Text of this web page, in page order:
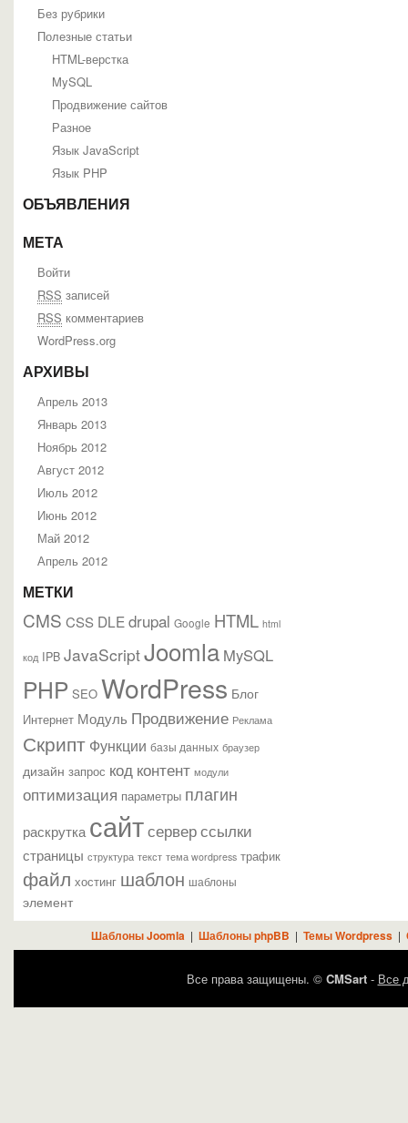
Без рубрики
Полезные статьи
HTML-верстка
MySQL
Продвижение сайтов
Разное
Язык JavaScript
Язык PHP
ОБЪЯВЛЕНИЯ
МЕТА
Войти
RSS записей
RSS комментариев
WordPress.org
АРХИВЫ
Апрель 2013
Январь 2013
Ноябрь 2012
Август 2012
Июль 2012
Июнь 2012
Май 2012
Апрель 2012
МЕТКИ
CMS CSS DLEdrupal Google HTML html
код IPB JavaScriptJoomla MySQL
PHP SEO WordPress Блог
Интернет Модуль Продвижение Реклама
Скрипт Функции базы данных браузер
дизайн запрос код контент модули
оптимизация параметры плагин
раскрутка сайтсерверссылки
страницы структура текст тема wordpress трафик
файл хостинг шаблон шаблоны
элемент
Шаблоны Joomla | Шаблоны phpBB | Темы Wordpress|
Все права защищены. © CMSart- Все